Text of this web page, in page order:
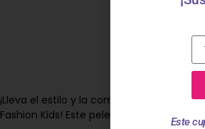
¡Lleva el estilo y la comodidad al
Fashion Kids! Este pelele es muchoEste